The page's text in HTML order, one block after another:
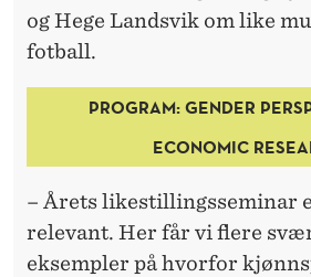
og Hege Landsvik om like
fotball.
PROGRAM: GENDER
ECONOMIC
– Årets likestillingsseminar
relevant. Her får vi flere
eksempler på hvorfor